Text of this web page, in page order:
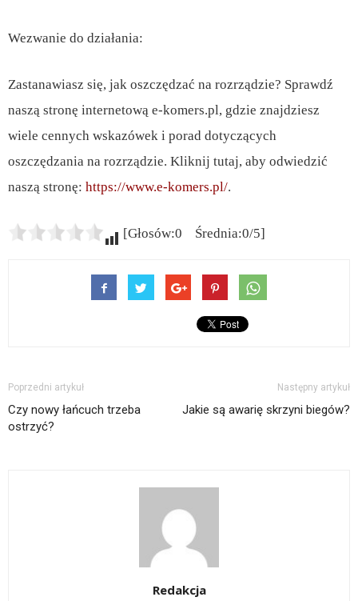
Wezwanie do działania:
Zastanawiasz się, jak oszczędzać na rozrządzie? Sprawdź
naszą stronę internetową e-komers.pl, gdzie znajdziesz
wiele cennych wskazówek i porad dotyczących
oszczędzania na rozrządzie. Kliknij tutaj, aby odwiedzić
naszą stronę: https://www.e-komers.pl/.
[Głosów:0 Średnia:0/5]
Poprzedni artykuł
Czy nowy łańcuch trzeba
ostrzyć?
Następny artykuł
Jakie są awarię skrzyni biegów?
Redakcja